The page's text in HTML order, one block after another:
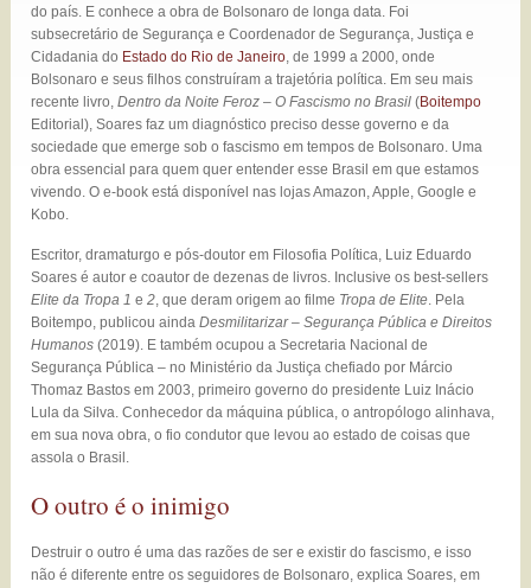
do país. E conhece a obra de Bolsonaro de longa data. Foi
subsecretário de Segurança e Coordenador de Segurança, Justiça e
Cidadania do Estado do Rio de Janeiro, de 1999 a 2000, onde
Bolsonaro e seus filhos construíram a trajetória política. Em seu mais
recente livro,Dentro da Noite Feroz – O Fascismo no Brasil (Boitempo
Editorial), Soares faz um diagnóstico preciso desse governo e da
sociedade que emerge sob o fascismo em tempos de Bolsonaro. Uma
obra essencial para quem quer entender esse Brasil em que estamos
vivendo. O e-book está disponível nas lojas Amazon, Apple, Google e
Kobo.
Escritor, dramaturgo e pós-doutor em Filosofia Política, Luiz Eduardo
Soares é autor e coautor de dezenas de livros. Inclusive os best-sellers
Elite da Tropa 1e 2, que deram origem ao filme Tropa de Elite. Pela
Boitempo, publicou aindaDesmilitarizar – Segurança Pública e Direitos
Humanos (2019). E também ocupou a Secretaria Nacional de
Segurança Pública – no Ministério da Justiça chefiado por Márcio
Thomaz Bastos em 2003, primeiro governo do presidente Luiz Inácio
Lula da Silva. Conhecedor da máquina pública, o antropólogo alinhava,
em sua nova obra, o fio condutor que levou ao estado de coisas que
assola o Brasil.
O outro é o inimigo
Destruir o outro é uma das razões de ser e existir do fascismo, e isso
não é diferente entre os seguidores de Bolsonaro, explica Soares, em